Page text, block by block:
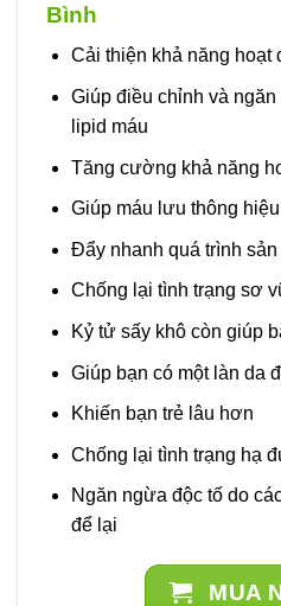
Bình
Cải thiện khả năng hoạt
Giúp điều chỉnh và
lipid máu
Tăng cường khả năng
Giúp máu lưu thông
Đẩy nhanh quá trình
Chống lại tình trạng sơ
Kỷ tử sấy khô còn giúp
Giúp bạn có một làn da
Khiến bạn trẻ lâu hơn
Chống lại tình trạng hạ
Ngăn ngừa độc tố do
để lại
MUA